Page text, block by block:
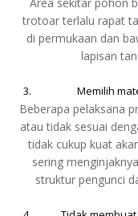
trotoar terlalu rapat
di permukaan dan
lapisan
Memilih
Beberapa pelaksana
atau tidak sesuai
tidak cukup kuat
sering
struktur pengunci